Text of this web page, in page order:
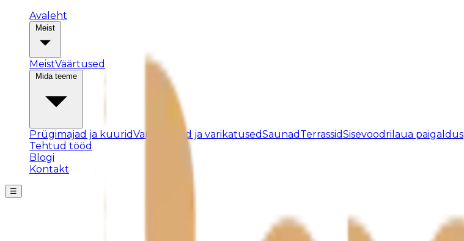
Avaleht
MeistVäärtused
Prügimajad ja kuuridVarjualused ja varikatusedSaunad TerrassidSisevoodrilaua paigaldus
Tehtud tööd
Blogi
Kontakt
☰